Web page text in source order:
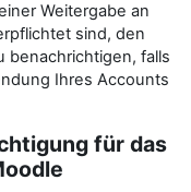
Weitergabe an
sind, den
benachrichtigen, falls
Ihres Accounts
für das